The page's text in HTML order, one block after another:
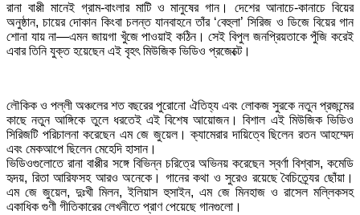
রানা বাপ্পী মানেই গ্রাম-বাংলার মাটি ও মানুষের গান। দেশের আনাচে-কানাচে বিয়ের
অনুষ্ঠান, চায়ের দোকান কিংবা চলন্ত যানবাহনে তাঁর ‘বেহুলা’ সিরিজ ও ডিজে বিয়ের গান
শোনা যায় না—এমন জায়গা খুঁজে পাওয়াই কঠিন। সেই বিপুল জনপ্রিয়তাকে পুঁজি করেই
এবার তিনি যুক্ত হয়েছেন এই বৃহৎ মিউজিক ভিডিও প্রজেক্টে।
লৌকিক ও পল্লী অঞ্চলের শত বছরের পুরোনো ঐতিহ্য এবং লোকজ সুরকে নতুন প্রজন্মের
কাছে নতুন আঙ্গিকে তুলে ধরতেই এই বিশেষ আয়োজন। বিশাল এই মিউজিক ভিডিও
সিরিজটি পরিচালনা করেছেন এম জে জুয়েল। ক্যামেরার দায়িত্বে ছিলেন রতন আহম্মেদ
এবং মেকআপে ছিলেন মেহেদি হাসান।
ভিডিওগুলোতে রানা বাপ্পীর সঙ্গে বিভিন্ন চরিত্রে অভিনয় করেছেন স্বর্ণা বিশ্বাস, কমেডি
হৃদয়, রিতা আরিফসহ আরও অনেকে। গানের কথা ও সুরেও রয়েছে বৈচিত্র্যের ছোঁয়া।
এম জে জুয়েল, দুঃখী মিলন, ইলিয়াস হুসাইন, এম জে মিনহাজ ও রাসেল মল্লিকসহ
একাধিক গুণী গীতিকারের লেখনীতে প্রাণ পেয়েছে গানগুলো।